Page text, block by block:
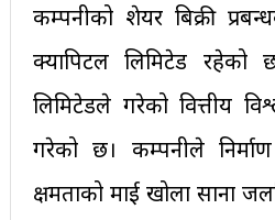
कम्पनीको शेयर बिक्री
क्यापिटल लिमिटेड
लिमिटेडले गरेको वित्तीय
गरेको छ। कम्पनीले
क्षमताको माई खोला साना